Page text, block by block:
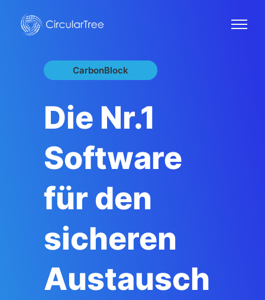
CarbonBlock
Die Nr.1
Software
für den
sicheren
Austausch